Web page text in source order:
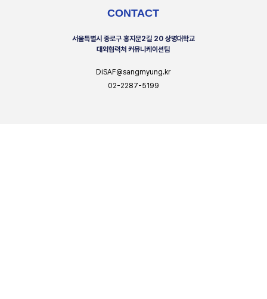
CONTACT
서울특별시 종로구 홍지문2길 20 상명대학교
대외협력처 커뮤니케이션팀
DiSAF@sangmyung.kr
02-2287-5199